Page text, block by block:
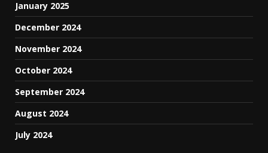
January 2025
December 2024
November 2024
October 2024
September 2024
August 2024
July 2024